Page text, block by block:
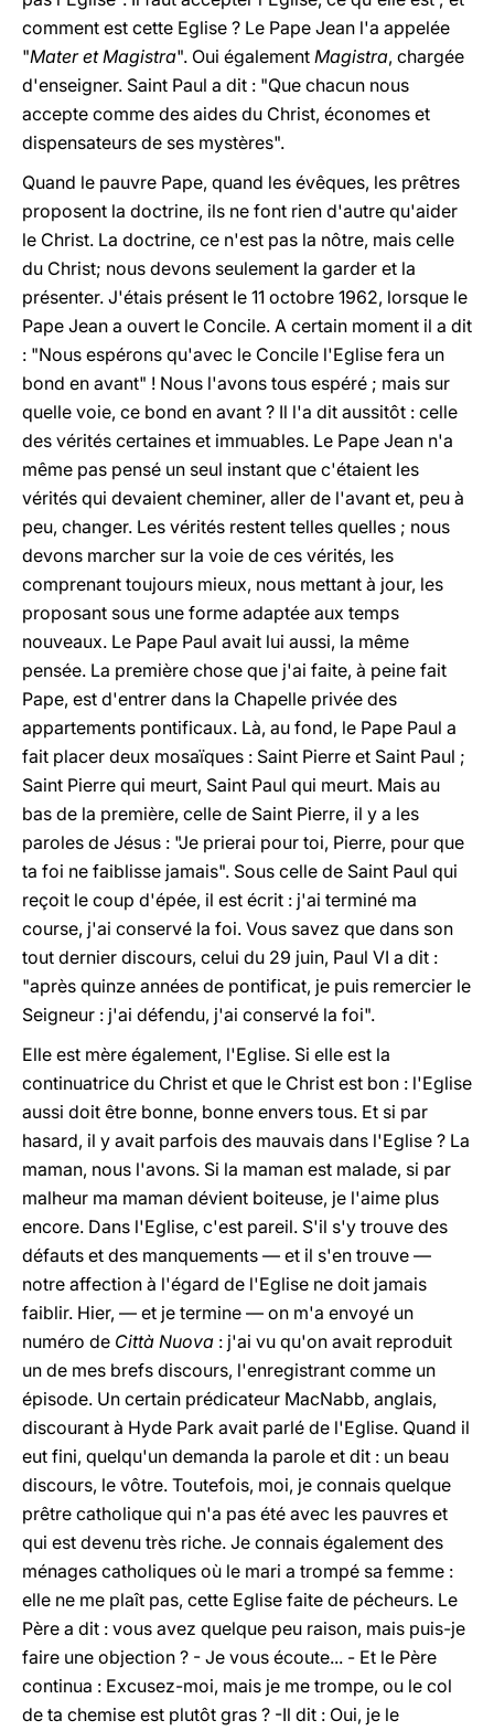
comment est cette Eglise ? Le Pape Jean l'a appelée
"Mater et Magistra". Oui également Magistra, chargée
d'enseigner. Saint Paul a dit : "Que chacun nous
accepte comme des aides du Christ, économes et
dispensateurs de ses mystères".
Quand le pauvre Pape, quand les évêques, les prêtres
proposent la doctrine, ils ne font rien d'autre qu'aider
le Christ. La doctrine, ce n'est pas la nôtre, mais celle
du Christ; nous devons seulement la garder et la
présenter. J'étais présent le 11 octobre 1962, lorsque le
Pape Jean a ouvert le Concile. A certain moment il a dit
: "Nous espérons qu'avec le Concile l'Eglise fera un
bond en avant" ! Nous l'avons tous espéré ; mais sur
quelle voie, ce bond en avant ? Il l'a dit aussitôt : celle
des vérités certaines et immuables. Le Pape Jean n'a
même pas pensé un seul instant que c'étaient les
vérités qui devaient cheminer, aller de l'avant et, peu à
peu, changer. Les vérités restent telles quelles ; nous
devons marcher sur la voie de ces vérités, les
comprenant toujours mieux, nous mettant à jour, les
proposant sous une forme adaptée aux temps
nouveaux. Le Pape Paul avait lui aussi, la même
pensée. La première chose que j'ai faite, à peine fait
Pape, est d'entrer dans la Chapelle privée des
appartements pontificaux. Là, au fond, le Pape Paul a
fait placer deux mosaïques : Saint Pierre et Saint Paul ;
Saint Pierre qui meurt, Saint Paul qui meurt. Mais au
bas de la première, celle de Saint Pierre, il y a les
paroles de Jésus : "Je prierai pour toi, Pierre, pour que
ta foi ne faiblisse jamais". Sous celle de Saint Paul qui
reçoit le coup d'épée, il est écrit : j'ai terminé ma
course, j'ai conservé la foi. Vous savez que dans son
tout dernier discours, celui du 29 juin, Paul VI a dit :
"après quinze années de pontificat, je puis remercier le
Seigneur : j'ai défendu, j'ai conservé la foi".
Elle est mère également, l'Eglise. Si elle est la
continuatrice du Christ et que le Christ est bon : l'Eglise
aussi doit être bonne, bonne envers tous. Et si par
hasard, il y avait parfois des mauvais dans l'Eglise ? La
maman, nous l'avons. Si la maman est malade, si par
malheur ma maman dévient boiteuse, je l'aime plus
encore. Dans l'Eglise, c'est pareil. S'il s'y trouve des
défauts et des manquements — et il s'en trouve —
notre affection à l'égard de l'Eglise ne doit jamais
faiblir. Hier, — et je termine — on m'a envoyé un
numéro de Città Nuova : j'ai vu qu'on avait reproduit
un de mes brefs discours, l'enregistrant comme un
épisode. Un certain prédicateur MacNabb, anglais,
discourant à Hyde Park avait parlé de l'Eglise. Quand il
eut fini, quelqu'un demanda la parole et dit : un beau
discours, le vôtre. Toutefois, moi, je connais quelque
prêtre catholique qui n'a pas été avec les pauvres et
qui est devenu très riche. Je connais également des
ménages catholiques où le mari a trompé sa femme :
elle ne me plaît pas, cette Eglise faite de pécheurs. Le
Père a dit : vous avez quelque peu raison, mais puis-je
faire une objection ? - Je vous écoute... - Et le Père
continua : Excusez-moi, mais je me trompe, ou le col
de ta chemise est plutôt gras ? -Il dit : Oui, je le